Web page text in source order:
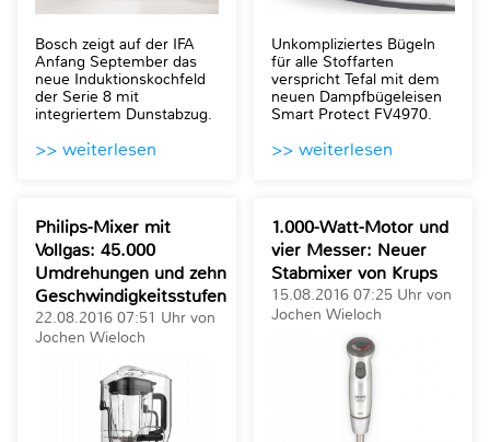
Bosch zeigt auf der IFA
Anfang September das
neue Induktionskochfeld
der Serie 8 mit
integriertem Dunstabzug.
>> weiterlesen
Philips-Mixer mit
Vollgas: 45.000
Umdrehungen und zehn
Geschwindigkeitsstufen
22.08.2016 07:51 Uhr von
Jochen Wieloch
Unkompliziertes Bügeln
für alle Stoffarten
verspricht Tefal mit dem
neuen Dampfbügeleisen
Smart Protect FV4970.
>> weiterlesen
1.000-Watt-Motor und
vier Messer: Neuer
Stabmixer von Krups
15.08.2016 07:25 Uhr von
Jochen Wieloch